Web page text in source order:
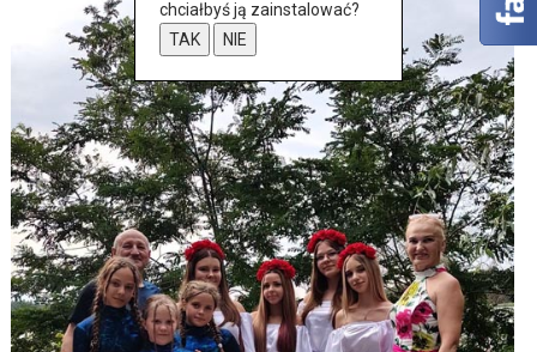
chciałbyś ją zainstalować?
TAK
NIE